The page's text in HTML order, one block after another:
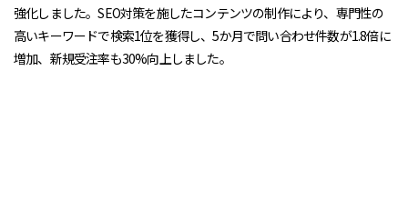
強化しました。SEO対策を施したコンテンツの制作により、専門性の
高いキーワードで検索1位を獲得し、5か月で問い合わせ件数が1.8倍に
増加、新規受注率も30%向上しました。